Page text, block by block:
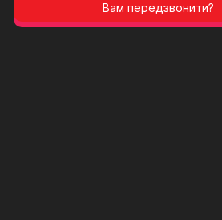
Вам передзвонити?